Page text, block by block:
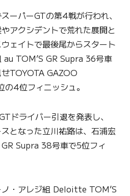
ーパーGTの第4戦が行われ、
アクシデントで荒れた展開と
ェイトで最後尾からスタート
au TOM’S GR Supra 36号車
TOYOTA GAZOO
4位フィニッシュ。
ドライバー引退を発表し、
となった立川祐路は、石浦宏
Supra 38号車で5位フィ
・アレジ組 Deloitte TOM’S